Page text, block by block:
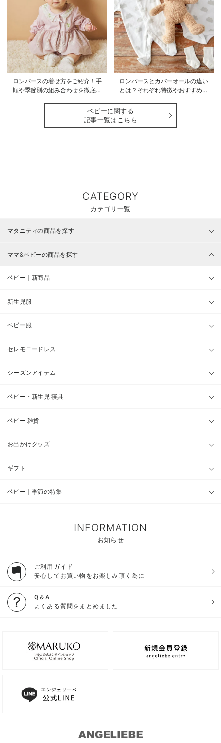
ロンパースの着せ方をご紹介！手
順や季節別の組み合わせを徹底解
ロンパースとカバーオールの違い
とは？それぞれ特徴やおすすめ商
ベビーに関する
記事一覧はこちら
CATEGORY
カテゴリ一覧
マタニティの商品を探す
ママ&ベビーの商品を探す
ベビー｜新商品
新生児服
ベビー服
セレモニードレス
シーズンアイテム
ベビー・新生児 寝具
ベビー 雑貨
お出かけグッズ
ギフト
ベビー｜季節の特集
INFORMATION
お知らせ
ご利用ガイド
安心してお買い物をお楽しみ頂く為に
Q＆A
よくある質問をまとめました